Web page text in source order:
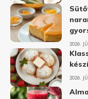
2026.
2026.